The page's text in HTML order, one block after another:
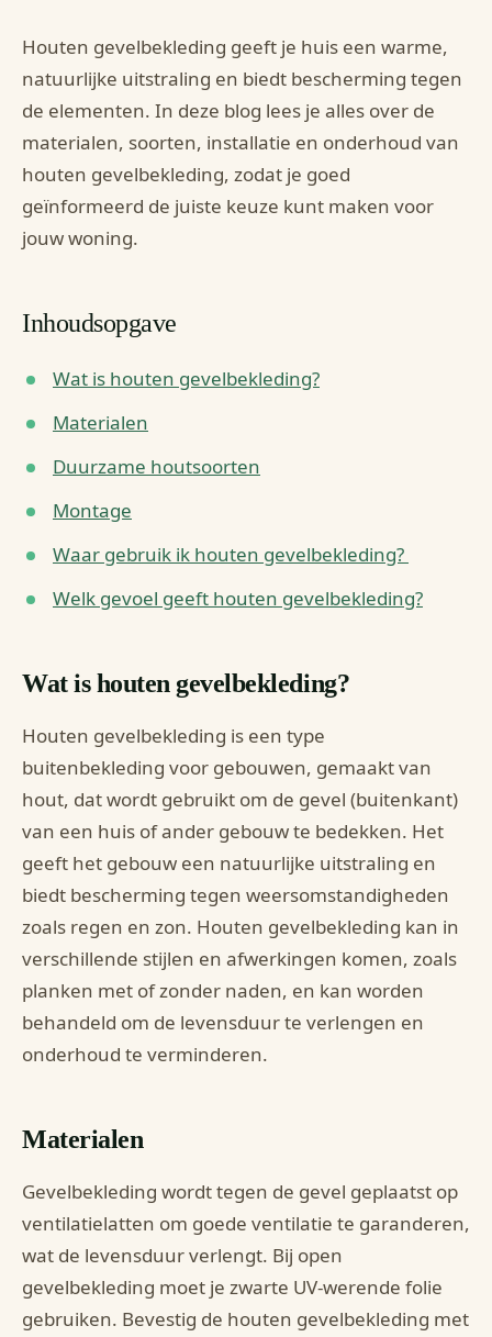
Houten gevelbekleding geeft je huis een warme,
natuurlijke uitstraling en biedt bescherming tegen
de elementen. In deze blog lees je alles over de
materialen, soorten, installatie en onderhoud van
houten gevelbekleding, zodat je goed
geïnformeerd de juiste keuze kunt maken voor
jouw woning.
Inhoudsopgave
Wat is houten gevelbekleding?
Materialen
Duurzame houtsoorten
Montage
Waar gebruik ik houten gevelbekleding?
Welk gevoel geeft houten gevelbekleding?
Wat is houten gevelbekleding?
Houten gevelbekleding is een type
buitenbekleding voor gebouwen, gemaakt van
hout, dat wordt gebruikt om de gevel (buitenkant)
van een huis of ander gebouw te bedekken. Het
geeft het gebouw een natuurlijke uitstraling en
biedt bescherming tegen weersomstandigheden
zoals regen en zon. Houten gevelbekleding kan in
verschillende stijlen en afwerkingen komen, zoals
planken met of zonder naden, en kan worden
behandeld om de levensduur te verlengen en
onderhoud te verminderen.
Materialen
Gevelbekleding wordt tegen de gevel geplaatst op
ventilatielatten om goede ventilatie te garanderen,
wat de levensduur verlengt. Bij open
gevelbekleding moet je zwarte UV-werende folie
gebruiken. Bevestig de houten gevelbekleding met